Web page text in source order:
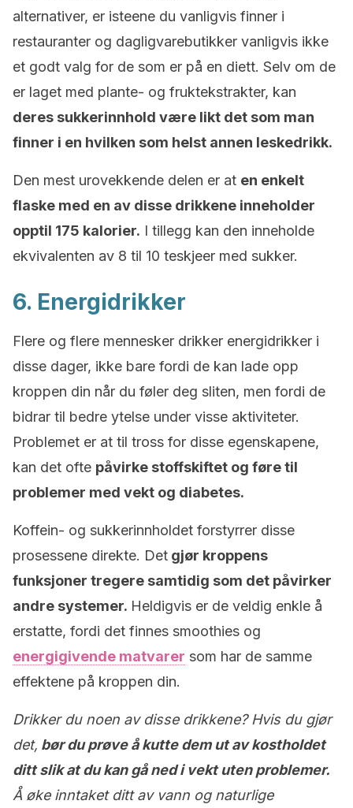
alternativer, er isteene du vanligvis finner i
restauranter og dagligvarebutikker vanligvis ikke
et godt valg for de som er på en diett. Selv om de
er laget med plante- og fruktekstrakter, kan
deres sukkerinnhold være likt det som man
finner i en hvilken som helst annen leskedrikk.
Den mest urovekkende delen er at en enkelt
flaske med en av disse drikkene inneholder
opptil 175 kalorier. I tillegg kan den inneholde
ekvivalenten av 8 til 10 teskjeer med sukker.
6. Energidrikker
Flere og flere mennesker drikker energidrikker i
disse dager, ikke bare fordi de kan lade opp
kroppen din når du føler deg sliten, men fordi de
bidrar til bedre ytelse under visse aktiviteter.
Problemet er at til tross for disse egenskapene,
kan det ofte påvirke stoffskiftet og føre til
problemer med vekt og diabetes.
Koffein- og sukkerinnholdet forstyrrer disse
prosessene direkte. Det gjør kroppens
funksjoner tregere samtidig som det påvirker
andre systemer. Heldigvis er de veldig enkle å
erstatte, fordi det finnes smoothies og
energigivende matvarer som har de samme
effektene på kroppen din.
Drikker du noen av disse drikkene? Hvis du gjør
det, bør du prøve å kutte dem ut av kostholdet
ditt slik at du kan gå ned i vekt uten problemer.
Å øke inntaket ditt av vann og naturlige